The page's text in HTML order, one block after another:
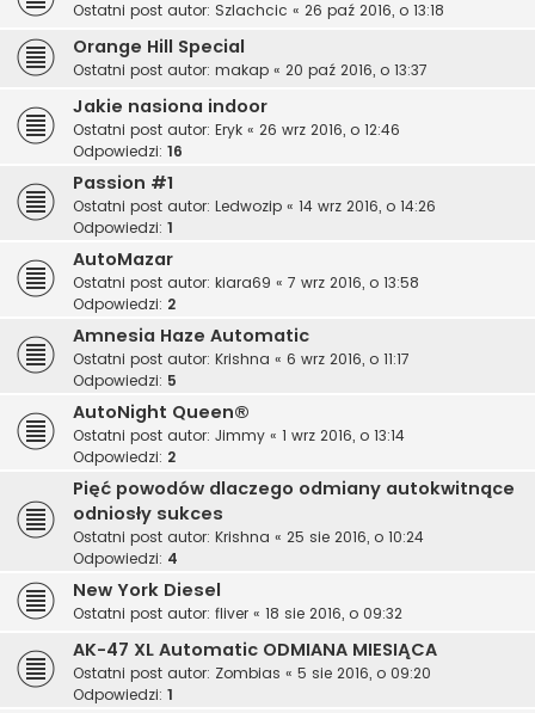
Ostatni post autor: Szlachcic « 26 paź 2016, o 13:18
Orange Hill Special
Ostatni post autor: makap « 20 paź 2016, o 13:37
Jakie nasiona indoor
Ostatni post autor: Eryk « 26 wrz 2016, o 12:46
Odpowiedzi: 16
Passion #1
Ostatni post autor: Ledwozip « 14 wrz 2016, o 14:26
Odpowiedzi: 1
AutoMazar
Ostatni post autor: kiara69 « 7 wrz 2016, o 13:58
Odpowiedzi: 2
Amnesia Haze Automatic
Ostatni post autor: Krishna « 6 wrz 2016, o 11:17
Odpowiedzi: 5
AutoNight Queen®
Ostatni post autor: Jimmy « 1 wrz 2016, o 13:14
Odpowiedzi: 2
Pięć powodów dlaczego odmiany autokwitnące
odniosły sukces
Ostatni post autor: Krishna « 25 sie 2016, o 10:24
Odpowiedzi: 4
New York Diesel
Ostatni post autor: fliver « 18 sie 2016, o 09:32
AK-47 XL Automatic ODMIANA MIESIĄCA
Ostatni post autor: Zombias « 5 sie 2016, o 09:20
Odpowiedzi: 1